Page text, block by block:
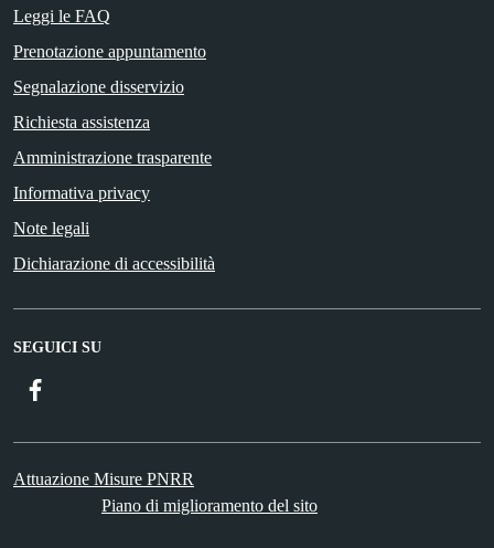
Leggi le FAQ
Prenotazione appuntamento
Segnalazione disservizio
Richiesta assistenza
Amministrazione trasparente
Informativa privacy
Note legali
Dichiarazione di accessibilità
SEGUICI SU
Attuazione Misure PNRR
Piano di miglioramento del sito